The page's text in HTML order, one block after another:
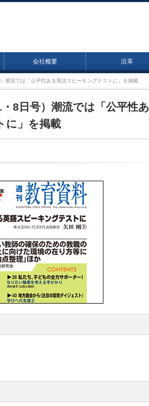
会社概要 沿革
潮流では「公平性ある英語スピーキングテストに」を掲載
8日号）潮流では「公平性あ
に」を掲載